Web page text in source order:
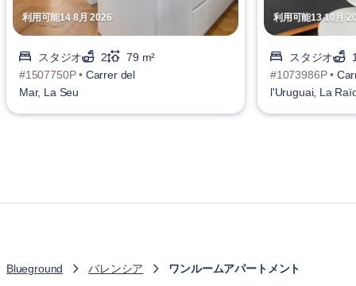
利用可能14 8月 2026
スタジオ 2
79 m²
#1507750P • Carrer del
Mar, La Seu
利用可能13 10月
スタジオ
#1073986P •
l'Uruguai, La
Blueground バレンシア ワンルームアパートメント